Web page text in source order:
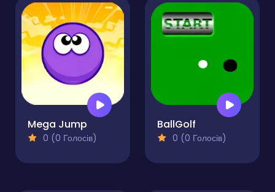
Mega Jump
0 (0 Голосів)
BallGolf
0 (0 Голосів)